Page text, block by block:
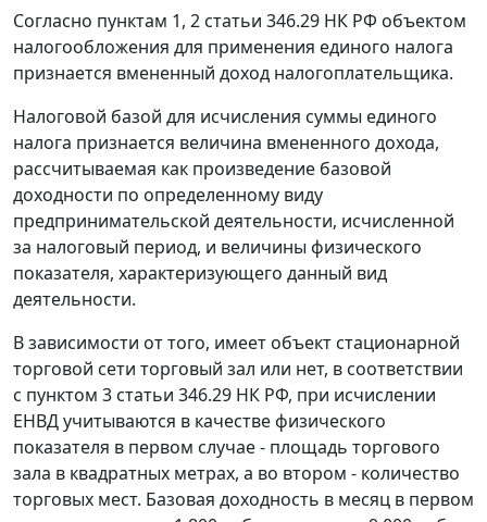
Согласно пунктам 1, 2 статьи 346.29 НК РФ объектом
налогообложения для применения единого налога
признается вмененный доход налогоплательщика.
Налоговой базой для исчисления суммы единого
налога признается величина вмененного дохода,
рассчитываемая как произведение базовой
доходности по определенному виду
предпринимательской деятельности, исчисленной
за налоговый период, и величины физического
показателя, характеризующего данный вид
деятельности.
В зависимости от того, имеет объект стационарной
торговой сети торговый зал или нет, в соответствии
с пунктом 3 статьи 346.29 НК РФ, при исчислении
ЕНВД учитываются в качестве физического
показателя в первом случае - площадь торгового
зала в квадратных метрах, а во втором - количество
торговых мест. Базовая доходность в месяц в первом